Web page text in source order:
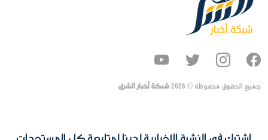
جميع الحقوق محفوظة © 2026شبكة أخبار الشرق